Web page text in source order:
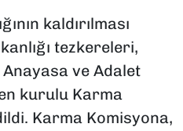
kaldırılması
tezkereleri,
Anayasa ve Adalet
kurulu Karma
Karma Komisyona,